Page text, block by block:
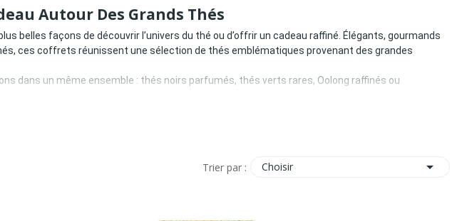
Autour Des Grands Thés
belles façons de découvrir l’univers du thé ou d’offrir un cadeau raffiné. Élégants, gourmands
ces coffrets réunissent une sélection de thés emblématiques provenant des grandes
dans un même ensemble : thés noirs parfumés, thés verts rares, Oolong raffinés ou
de dégustation.
des cadeaux idéaux pour les amateurs comme pour les connaisseurs.
Trier par : Choisir 